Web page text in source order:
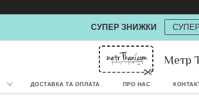
СУПЕР ЗНИЖКИ
Метр
ДОСТАВКА ТА ОПЛАТА ПРО НАС